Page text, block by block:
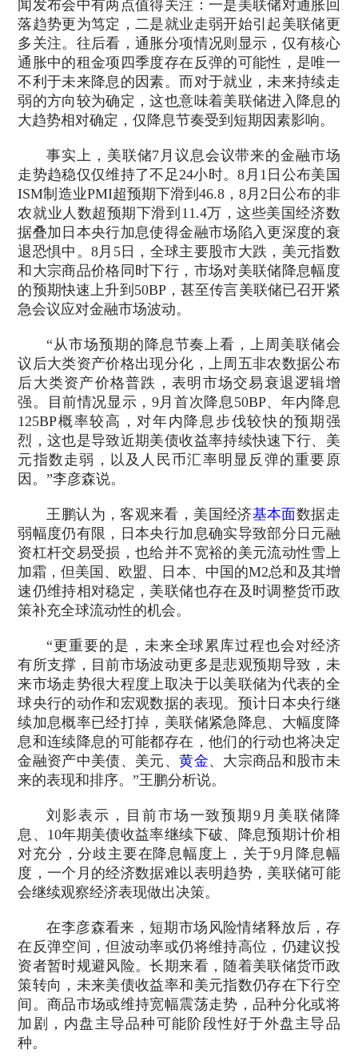
闻发布会中有两点值得关注：一是美联储对通胀回
落趋势更为笃定，二是就业走弱开始引起美联储更
多关注。往后看，通胀分项情况则显示，仅有核心
通胀中的租金项四季度存在反弹的可能性，是唯一
不利于未来降息的因素。而对于就业，未来持续走
弱的方向较为确定，这也意味着美联储进入降息的
大趋势相对确定，仅降息节奏受到短期因素影响。
事实上，美联储7月议息会议带来的金融市场
走势趋稳仅仅维持了不足24小时。8月1日公布美国
ISM制造业PMI超预期下滑到46.8，8月2日公布的非
农就业人数超预期下滑到11.4万，这些美国经济数
据叠加日本央行加息使得金融市场陷入更深度的衰
退恐惧中。8月5日，全球主要股市大跌，美元指数
和大宗商品价格同时下行，市场对美联储降息幅度
的预期快速上升到50BP，甚至传言美联储已召开紧
急会议应对金融市场波动。
“从市场预期的降息节奏上看，上周美联储会
议后大类资产价格出现分化，上周五非农数据公布
后大类资产价格普跌，表明市场交易衰退逻辑增
强。目前情况显示，9月首次降息50BP、年内降息
125BP概率较高，对年内降息步伐较快的预期强
烈，这也是导致近期美债收益率持续快速下行、美
元指数走弱，以及人民币汇率明显反弹的重要原
因。”李彦森说。
王鹏认为，客观来看，美国经济基本面数据走
弱幅度仍有限，日本央行加息确实导致部分日元融
资杠杆交易受损，也给并不宽裕的美元流动性雪上
加霜，但美国、欧盟、日本、中国的M2总和及其增
速仍维持相对稳定，美联储也存在及时调整货币政
策补充全球流动性的机会。
“更重要的是，未来全球累库过程也会对经济
有所支撑，目前市场波动更多是悲观预期导致，未
来市场走势很大程度上取决于以美联储为代表的全
球央行的动作和宏观数据的表现。预计日本央行继
续加息概率已经打掉，美联储紧急降息、大幅度降
息和连续降息的可能都存在，他们的行动也将决定
金融资产中美债、美元、黄金、大宗商品和股市未
来的表现和排序。”王鹏分析说。
刘影表示，目前市场一致预期9月美联储降
息、10年期美债收益率继续下破、降息预期计价相
对充分，分歧主要在降息幅度上，关于9月降息幅
度，一个月的经济数据难以表明趋势，美联储可能
会继续观察经济表现做出决策。
在李彦森看来，短期市场风险情绪释放后，存
在反弹空间，但波动率或仍将维持高位，仍建议投
资者暂时规避风险。长期来看，随着美联储货币政
策转向，未来美债收益率和美元指数仍存在下行空
间。商品市场或维持宽幅震荡走势，品种分化或将
加剧，内盘主导品种可能阶段性好于外盘主导品
种。